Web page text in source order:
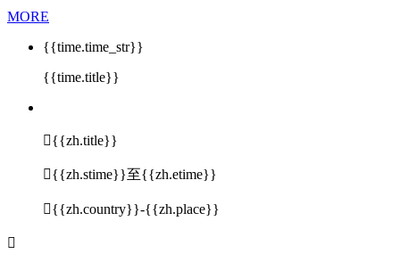
MORE
{{time.time_str}}
{{time.title}}
{{zh.title}}
{{zh.stime}}至{{zh.etime}}
{{zh.country}}-{{zh.place}}
